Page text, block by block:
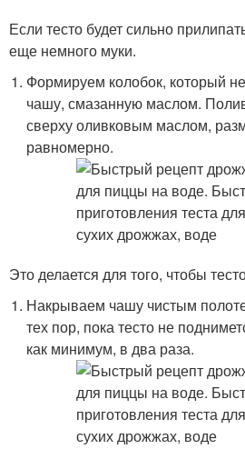
Если тесто будет сильно
еще немного муки.
Формируем колобок, который
чашу, смазанную маслом.
сверху оливковым маслом,
равномерно.
Это делается для того, чтобы
Накрываем чашу чистым
тех пор, пока тесто не
как минимум, в два раза.